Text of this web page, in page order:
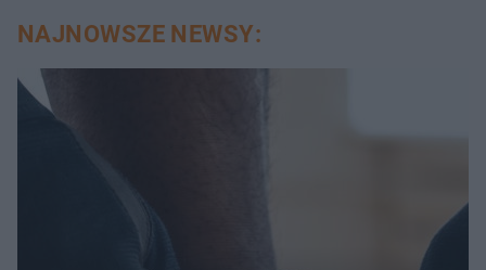
NAJNOWSZE NEWSY: